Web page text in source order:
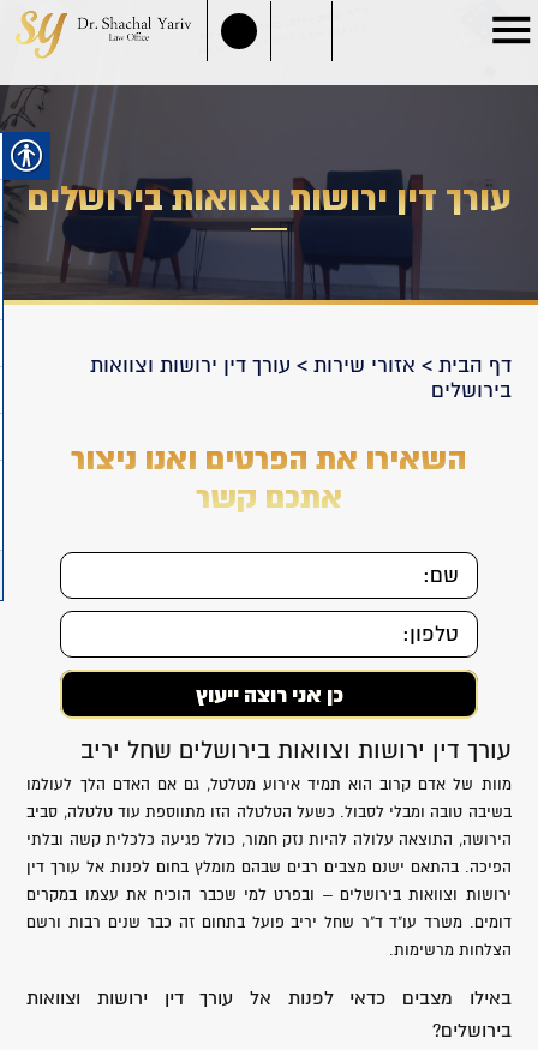
עורך דין ירושות וצוואות בירושלים
דף הבית > אזורי שירות > עורך דין ירושות וצוואות
בירושלים
השאירו את הפרטים ואנו ניצור
אתכם קשר
עורך דין ירושות וצוואות בירושלים שחל יריב
מוות של אדם קרוב הוא תמיד אירוע מטלטל, גם אם האדם הלך לעולמו
בשיבה טובה ומבלי לסבול. כשעל הטלטלה הזו מתווספת עוד טלטלה, סביב
הירושה, התוצאה עלולה להיות נזק חמור, כולל פגיעה כלכלית קשה ובלתי
הפיכה. בהתאם ישנם מצבים רבים שבהם מומלץ בחום לפנות אל עורך דין
ירושות וצוואות בירושלים – ובפרט למי שכבר הוכיח את עצמו במקרים
דומים. משרד עו"ד ד"ר שחל יריב פועל בתחום זה כבר שנים רבות ורשם
הצלחות מרשימות.
באילו מצבים כדאי לפנות אל עורך דין ירושות וצוואות
בירושלים?